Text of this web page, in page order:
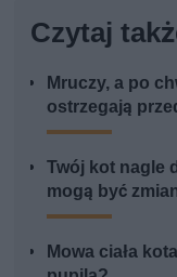
Czytaj
Mruczy, a po
ostrzegają
Twój kot nagle
mogą być
Mowa ciała